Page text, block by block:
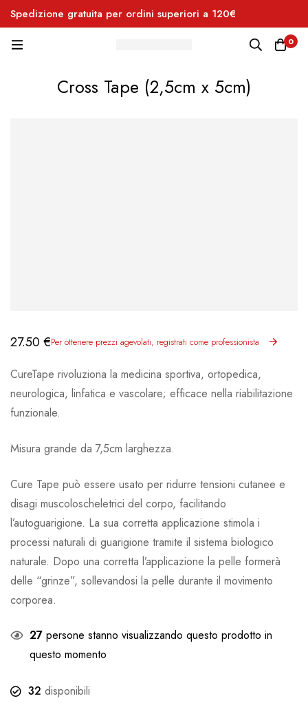
Spedizione gratuita per ordini superiori a 120€
0
Cross Tape (2,5cm x 5cm)
27.50€Per ottenere prezzi agevolati, registrati come professionista
CureTape rivoluziona la medicina sportiva, ortopedica,
neurologica, linfatica e vascolare; efficace nella riabilitazione
funzionale.
Misura grande da 7,5cm larghezza.
Cure Tape può essere usato per ridurre tensioni cutanee e
disagi muscoloscheletrici del corpo, facilitando
l’autoguarigione. La sua corretta applicazione stimola i
processi naturali di guarigione tramite il sistema biologico
naturale. Dopo una corretta l’applicazione la pelle formerà
delle “grinze”, sollevandosi la pelle durante il movimento
corporea.
27 persone stanno visualizzando questo prodotto in
questo momento
32 disponibili